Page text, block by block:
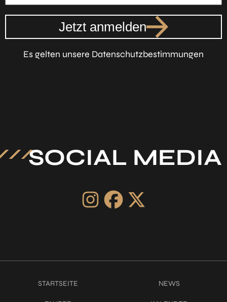
Jetzt anmelden
Es gelten unsere Datenschutzbestimmungen
SOCIAL MEDIA
STARTSEITE NEWS